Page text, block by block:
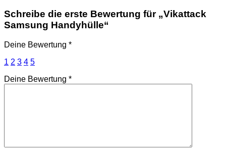
Schreibe die erste Bewertung für „Vikattack
Samsung Handyhülle“
Deine Bewertung *
1 2 3 4 5
Deine Bewertung *